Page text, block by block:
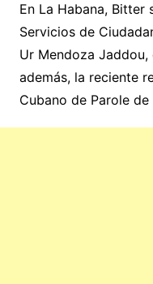
En La Habana,
Servicios de
Ur Mendoza
además, la reciente
Cubano de Parole de